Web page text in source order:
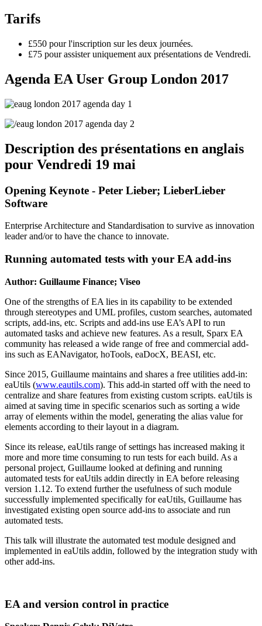
Tarifs
£550 pour l'inscription sur les deux journées.
£75 pour assister uniquement aux présentations de Vendredi.
Agenda EA User Group London 2017
Description des présentations en anglais
pour Vendredi 19 mai
Opening Keynote - Peter Lieber; LieberLieber
Software
Enterprise Architecture and Standardisation to survive as innovation
leader and/or to have the chance to innovate.
Running automated tests with your EA add-ins
Author: Guillaume Finance; Viseo
One of the strengths of EA lies in its capability to be extended
through stereotypes and UML profiles, custom searches, automated
scripts, add-ins, etc. Scripts and add-ins use EA’s API to run
automated tasks and achieve new features. As a result, Sparx EA
community has released a wide range of free and commercial add-
ins such as EANavigator, hoTools, eaDocX, BEASI, etc.
Since 2015, Guillaume maintains and shares a free utilities add-in:
eaUtils (www.eautils.com). This add-in started off with the need to
centralize and share features from existing custom scripts. eaUtils is
aimed at saving time in specific scenarios such as sorting a wide
array of elements within the model, generating the alias value for
elements according to their layout in a diagram.
Since its release, eaUtils range of settings has increased making it
more and more time consuming to run tests for each build. As a
personal project, Guillaume looked at defining and running
automated tests for eaUtils addin directly in EA before releasing
version 1.12. To extend further the usefulness of such module
successfully implemented specifically for eaUtils, Guillaume has
investigated existing open source add-ins to associate and run
automated tests.
This talk will illustrate the automated test module designed and
implemented in eaUtils addin, followed by the integration study with
other add-ins.
EA and version control in practice